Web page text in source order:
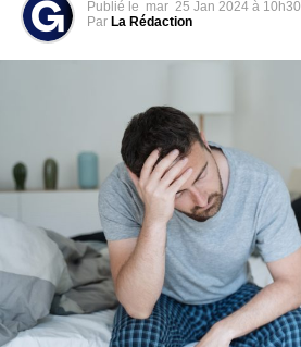
Publié le mar 25 Jan 2024 à 10h30
Par La Rédaction